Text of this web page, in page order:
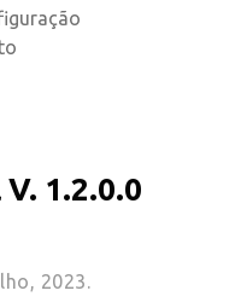
1.2.0.0
2023.